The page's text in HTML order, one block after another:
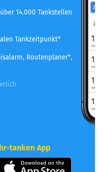
14.000 Tankstellen
Tankzeitpunkt*
Routenplaner*,
tanken App